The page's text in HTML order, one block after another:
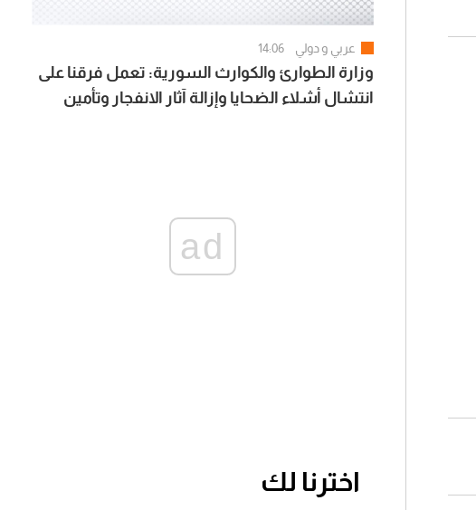
عربي و دولي 14:06
وزارة الطوارئ والكوارث السورية: تعمل فرقنا على
انتشال أشلاء الضحايا وإزالة آثار الانفجار وتأمين
ad
اخترنا لك